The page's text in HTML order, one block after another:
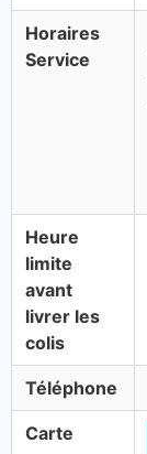
Horaires
Service
Heure
limite
avant
livrer les
colis
Téléphone
Carte